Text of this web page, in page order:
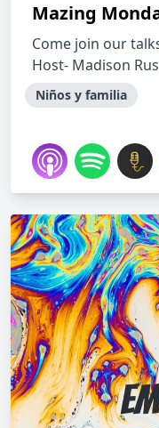
Mazing
Come join our
Host- Madison
Niños y familia